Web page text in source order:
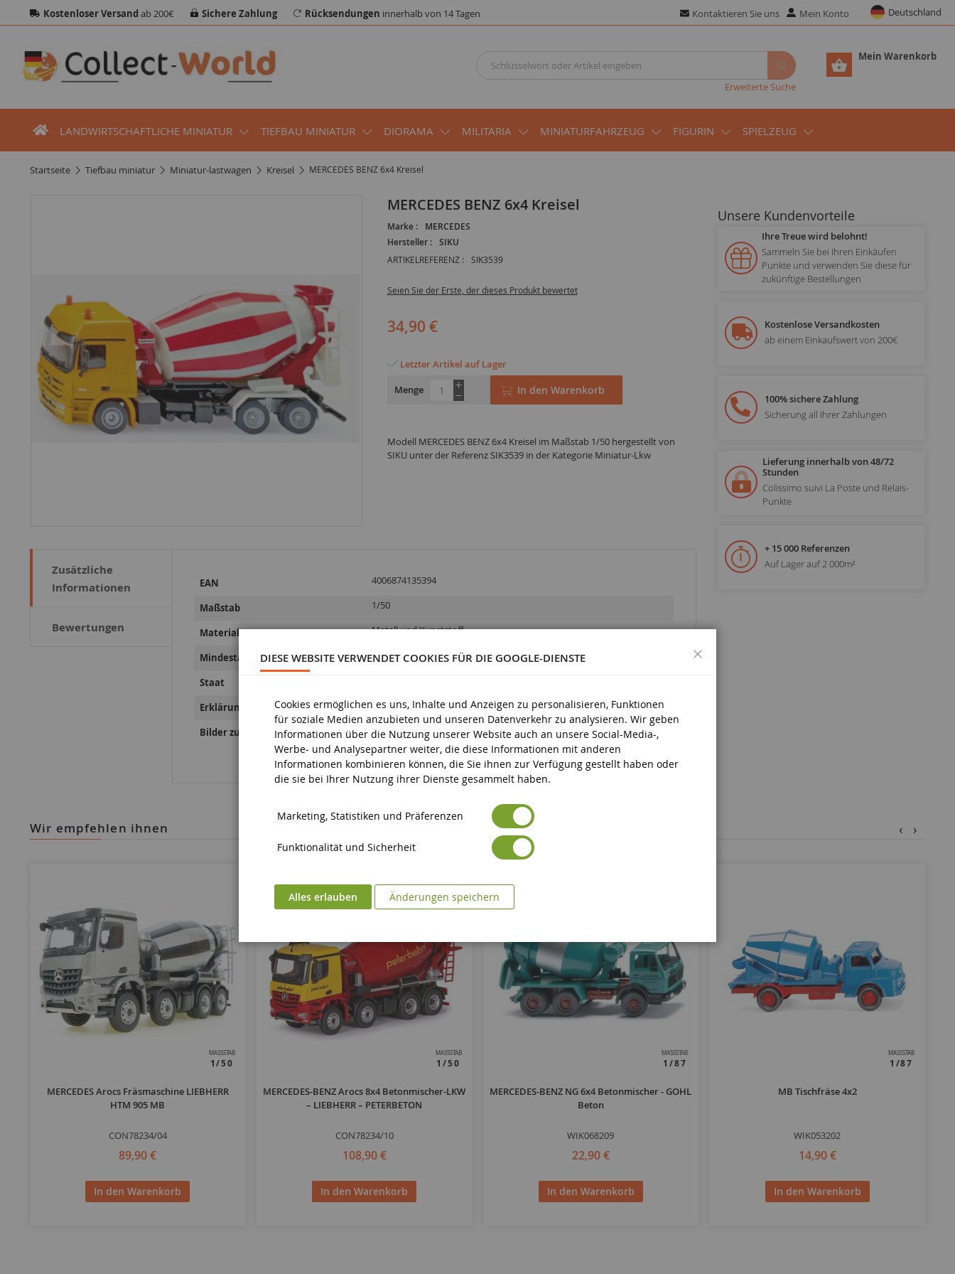
Kostenloser Versandab 200€ Sichere Zahlung Rücksendungen innerhalb von 14 Tagen Kontaktieren Sie uns Mein Konto Deutschland
Mein Warenkorb
Erweiterte Suche
LANDWIRTSCHAFTLICHE MINIATUR TIEFBAU MINIATUR DIORAMA MILITARIA MINIATURFAHRZEUG FIGURIN SPIELZEUG
startseite tiefbau miniatur miniatur-lastwagen kreisel MERCEDES BENZ 6x4 Kreisel
MERCEDES BENZ 6x4 Kreisel
Marke :
MERCEDES
Hersteller :
SIKU
ARTIKELREFERENZ : SIK3539
Seien Sie der Erste, der dieses Produkt bewertet
34,90 €
Letzter Artikel auf Lager
Menge
In den Warenkorb
Modell MERCEDES BENZ 6x4 Kreisel im Maßstab 1/50 hergestellt von
SIKU unter der Referenz SIK3539 in der Kategorie Miniatur-Lkw
Zusätzliche
Informationen
Bewertungen
Informationen
EAN 4006874135394
Maßstab 1/50
Material Metall und Kunststoff
Mindestalter 3 Jahre und älter
Staat
Erklärungen zur Produktsicherheit Avertissement : ne convient pas aux enfants de moins de 3 ans.
Bilder zur Produktsicherheit Marquage CE
Unsere Kundenvorteile
Ihre Treue wird belohnt!
Sammeln Sie bei Ihren Einkäufen
Punkte und verwenden Sie diese für
zukünftige Bestellungen
Kostenlose Versandkosten
ab einem Einkaufswert von 200€
100% sichere Zahlung
Sicherung all Ihrer Zahlungen
Lieferung innerhalb von 48/72
Stunden
Colissimo suivi La Poste und Relais-
Punkte
+ 15 000 Referenzen
Auf Lager auf 2 000m²
wir empfehlen ihnen
MASSSTAB
1/50
MERCEDES Arocs Fräsmaschine LIEBHERR
HTM 905 MB
CON78234/04
89,90 €
In den Warenkorb
MASSSTAB
1/50
MERCEDES-BENZ Arocs 8x4 Betonmischer-LKW
– LIEBHERR – PETERBETON
CON78234/10
108,90 €
In den Warenkorb
MASSSTAB
1/87
MERCEDES-BENZ NG 6x4 Betonmischer - GOHL
Beton
WIK068209
22,90 €
In den Warenkorb
MASSSTAB
1/87
MB Tischfräse 4x2
WIK053202
14,90 €
In den Warenkorb
‹ ›
DIESE WEBSITE VERWENDET COOKIES FÜR DIE GOOGLE-DIENSTE
Cookies ermöglichen es uns, Inhalte und Anzeigen zu personalisieren, Funktionen
für soziale Medien anzubieten und unseren Datenverkehr zu analysieren. Wir geben
Informationen über die Nutzung unserer Website auch an unsere Social-Media-,
Werbe- und Analysepartner weiter, die diese Informationen mit anderen
Informationen kombinieren können, die Sie ihnen zur Verfügung gestellt haben oder
die sie bei Ihrer Nutzung ihrer Dienste gesammelt haben.
Marketing, Statistiken und Präferenzen
Funktionalität und Sicherheit
Alles erlauben Änderungen speichern